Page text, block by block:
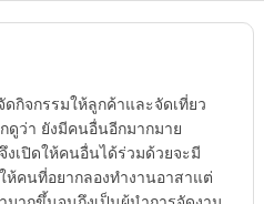
กิจกรรมให้ลูกค้าและจัดเที่ยว
ดูว่า ยังมีคนอื่นอีกมากมาย
เปิดให้คนอื่นได้ร่วมด้วยจะมี
ห้คนที่อยากลองทำงานอาสาแต่